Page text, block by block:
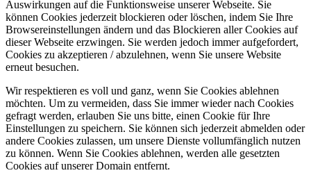
Auswirkungen auf die Funktionsweise unserer Webseite. Sie
können Cookies jederzeit blockieren oder löschen, indem Sie Ihre
Browsereinstellungen ändern und das Blockieren aller Cookies auf
dieser Webseite erzwingen. Sie werden jedoch immer aufgefordert,
Cookies zu akzeptieren / abzulehnen, wenn Sie unsere Website
erneut besuchen.
Wir respektieren es voll und ganz, wenn Sie Cookies ablehnen
möchten. Um zu vermeiden, dass Sie immer wieder nach Cookies
gefragt werden, erlauben Sie uns bitte, einen Cookie für Ihre
Einstellungen zu speichern. Sie können sich jederzeit abmelden oder
andere Cookies zulassen, um unsere Dienste vollumfänglich nutzen
zu können. Wenn Sie Cookies ablehnen, werden alle gesetzten
Cookies auf unserer Domain entfernt.